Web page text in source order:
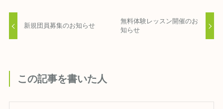
新規団員募集のお知らせ
無料体験レッスン開催のお
知らせ
この記事を書いた人